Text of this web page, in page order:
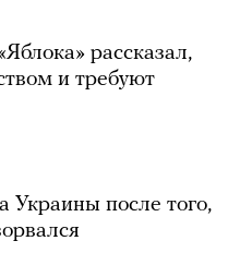
рассказал,
и требуют
Украины после того,